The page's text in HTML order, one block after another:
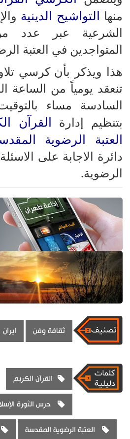
منها
التواشيح الدينية
الشرعية عبر عدد
المتواجدين في العتبة
هذا ويذكر بأن كرسي
تنعقد يومياً من الساعة
السادسة مساء
بتنظيم إدارة
القرآن
العتبة الرضوية
دائرة الاجابة على
الرضوية.
ثقافة وفن ايران
القرآن الكريم
حرس الثورة
العتبة الرضوية المقدسة